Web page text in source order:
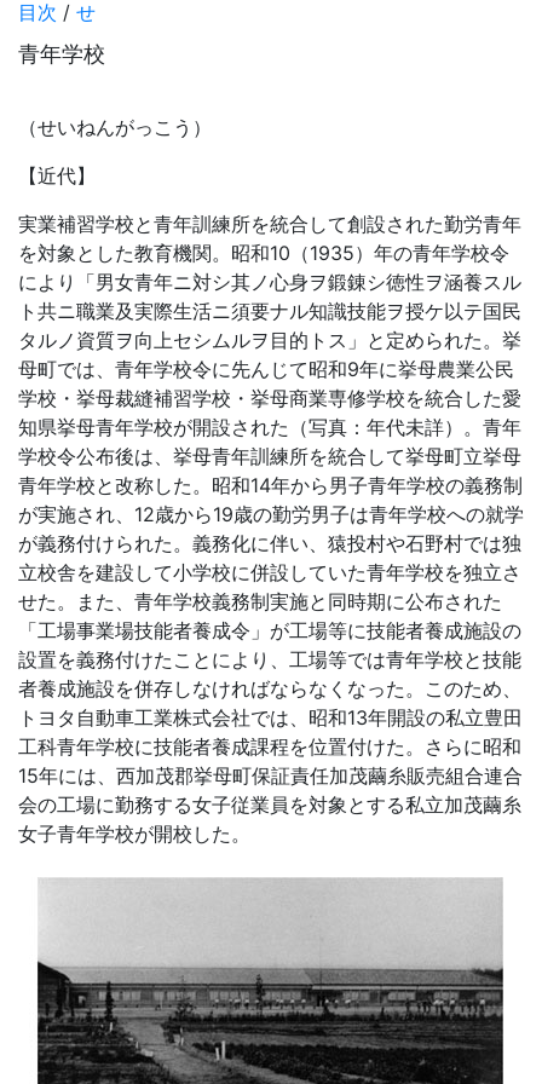
目次 / せ
青年学校
（せいねんがっこう）
【近代】
実業補習学校と青年訓練所を統合して創設された勤労青年
を対象とした教育機関。昭和10（1935）年の青年学校令
により「男女青年ニ対シ其ノ心身ヲ鍛錬シ徳性ヲ涵養スル
ト共ニ職業及実際生活ニ須要ナル知識技能ヲ授ケ以テ国民
タルノ資質ヲ向上セシムルヲ目的トス」と定められた。挙
母町では、青年学校令に先んじて昭和9年に挙母農業公民
学校・挙母裁縫補習学校・挙母商業専修学校を統合した愛
知県挙母青年学校が開設された（写真：年代未詳）。青年
学校令公布後は、挙母青年訓練所を統合して挙母町立挙母
青年学校と改称した。昭和14年から男子青年学校の義務制
が実施され、12歳から19歳の勤労男子は青年学校への就学
が義務付けられた。義務化に伴い、猿投村や石野村では独
立校舎を建設して小学校に併設していた青年学校を独立さ
せた。また、青年学校義務制実施と同時期に公布された
「工場事業場技能者養成令」が工場等に技能者養成施設の
設置を義務付けたことにより、工場等では青年学校と技能
者養成施設を併存しなければならなくなった。このため、
トヨタ自動車工業株式会社では、昭和13年開設の私立豊田
工科青年学校に技能者養成課程を位置付けた。さらに昭和
15年には、西加茂郡挙母町保証責任加茂繭糸販売組合連合
会の工場に勤務する女子従業員を対象とする私立加茂繭糸
女子青年学校が開校した。